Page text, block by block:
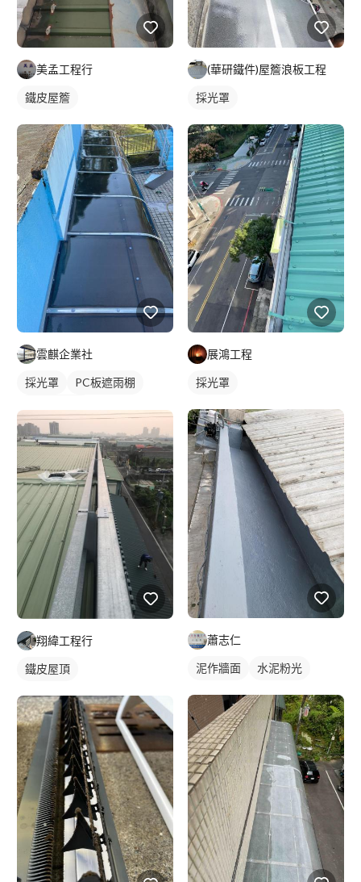
美孟工程行
鐵皮屋簷
雲麒企業社
採光罩
PC板遮雨棚
翔緯工程行
鐵皮屋頂
(華研鐵件)屋簷浪板工程
採光罩
展鴻工程
採光罩
蕭志仁
泥作牆面 水泥粉光